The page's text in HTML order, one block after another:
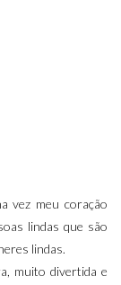
vez meu coração
lindas que são
lindas.
muito divertida e